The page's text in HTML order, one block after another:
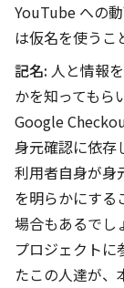
YouTube への
は仮名を使うこ
記名: 人と情報
かを知ってもら
Google
身元確認に依存
利用者自身が身
を明らかにする
場合もあるでし
プロジェクトに
たこの人達が、